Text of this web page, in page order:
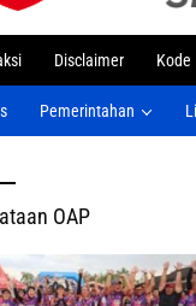
Disclaimer Kode
Pemerintahan
OAP